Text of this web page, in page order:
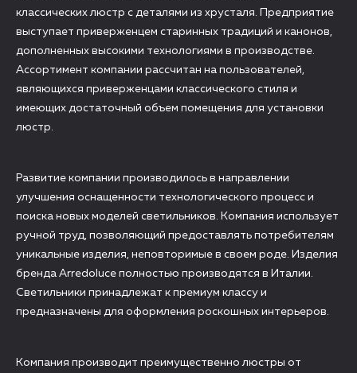
классических люстр с деталями из хрусталя. Предприятие
выступает приверженцем старинных традиций и канонов,
дополненных высокими технологиями в производстве.
Ассортимент компании рассчитан на пользователей,
являющихся приверженцами классического стиля и
имеющих достаточный объем помещения для установки
люстр.
Развитие компании производилось в направлении
улучшения оснащенности технологического процесс и
поиска новых моделей светильников. Компания использует
ручной труд, позволяющий предоставлять потребителям
уникальные изделия, неповторимые в своем роде. Изделия
бренда Arredoluce полностью производятся в Италии.
Светильники принадлежат к премиум классу и
предназначены для оформления роскошных интерьеров.
Компания производит преимущественно люстры от